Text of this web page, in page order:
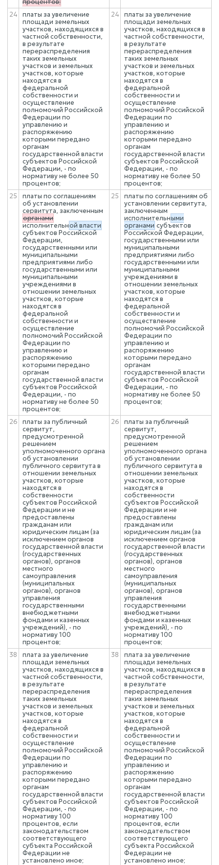
процентов;
24
платы за увеличение
площади земельных
участков, находящихся в
частной собственности,
в результате
перераспределения
таких земельных
участков и земельных
участков, которые
находятся в
федеральной
собственности и
осуществление
полномочий Российской
Федерации по
управлению и
распоряжению
которыми передано
органам
государственной власти
субъектов Российской
Федерации, - по
нормативу не более 50
процентов;
24
платы за увеличение
площади земельных
участков, находящихся в
частной собственности,
в результате
перераспределения
таких земельных
участков и земельных
участков, которые
находятся в
федеральной
собственности и
осуществление
полномочий Российской
Федерации по
управлению и
распоряжению
которыми передано
органам
государственной власти
субъектов Российской
Федерации, - по
нормативу не более 50
процентов;
25
платы по соглашениям
об установлении
сервитута, заключенным
органами
исполнительной власти
субъектов Российской
Федерации,
государственными или
муниципальными
предприятиями либо
государственными или
муниципальными
учреждениями в
отношении земельных
участков, которые
находятся в
федеральной
собственности и
осуществление
полномочий Российской
Федерации по
управлению и
распоряжению
которыми передано
органам
государственной власти
субъектов Российской
Федерации, - по
нормативу не более 50
процентов;
25
платы по соглашениям об
установлении сервитута,
заключенным
исполнительными
органами субъектов
Российской Федерации,
государственными или
муниципальными
предприятиями либо
государственными или
муниципальными
учреждениями в
отношении земельных
участков, которые
находятся в
федеральной
собственности и
осуществление
полномочий Российской
Федерации по
управлению и
распоряжению
которыми передано
органам
государственной власти
субъектов Российской
Федерации, - по
нормативу не более 50
процентов;
26
платы за публичный
сервитут,
предусмотренной
решением
уполномоченного органа
об установлении
публичного сервитута в
отношении земельных
участков, которые
находятся в
собственности
субъектов Российской
Федерации и не
предоставлены
гражданам или
юридическим лицам (за
исключением органов
государственной власти
(государственных
органов), органов
местного
самоуправления
(муниципальных
органов), органов
управления
государственными
внебюджетными
фондами и казенных
учреждений), - по
нормативу 100
процентов;
26
платы за публичный
сервитут,
предусмотренной
решением
уполномоченного органа
об установлении
публичного сервитута в
отношении земельных
участков, которые
находятся в
собственности
субъектов Российской
Федерации и не
предоставлены
гражданам или
юридическим лицам (за
исключением органов
государственной власти
(государственных
органов), органов
местного
самоуправления
(муниципальных
органов), органов
управления
государственными
внебюджетными
фондами и казенных
учреждений), - по
нормативу 100
процентов;
38
плата за увеличение
площади земельных
участков, находящихся в
частной собственности,
в результате
перераспределения
таких земельных
участков и земельных
участков, которые
находятся в
федеральной
собственности и
осуществление
полномочий Российской
Федерации по
управлению и
распоряжению
которыми передано
органам
государственной власти
субъектов Российской
Федерации, - по
нормативу 100
процентов, если
законодательством
соответствующего
субъекта Российской
Федерации не
установлено иное;
38
плата за увеличение
площади земельных
участков, находящихся в
частной собственности,
в результате
перераспределения
таких земельных
участков и земельных
участков, которые
находятся в
федеральной
собственности и
осуществление
полномочий Российской
Федерации по
управлению и
распоряжению
которыми передано
органам
государственной власти
субъектов Российской
Федерации, - по
нормативу 100
процентов, если
законодательством
соответствующего
субъекта Российской
Федерации не
установлено иное;